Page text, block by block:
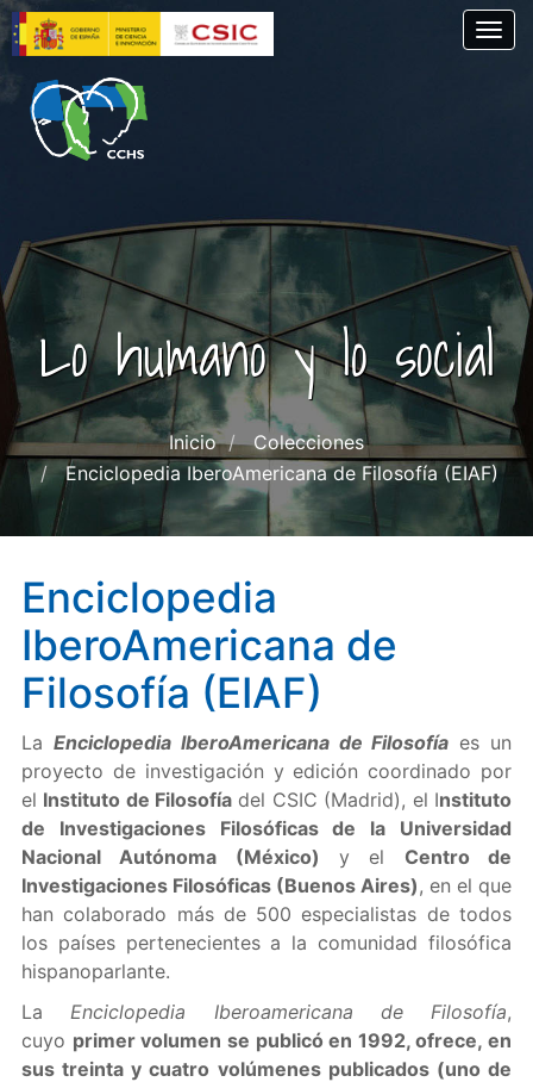
Pasar
al
contenido
principal
Lo humano y lo social
Inicio
Colecciones
Enciclopedia IberoAmericana de Filosofía (EIAF)
Enciclopedia
IberoAmericana de
Filosofía (EIAF)
La Enciclopedia IberoAmericana de Filosofía es un
proyecto de investigación y edición coordinado por
el Instituto de Filosofía del CSIC (Madrid), el Instituto
de Investigaciones Filosóficas de la Universidad
Nacional Autónoma (México) y el Centro de
Investigaciones Filosóficas (Buenos Aires), en el que
han colaborado más de 500 especialistas de todos
los países pertenecientes a la comunidad filosófica
hispanoparlante.
LaEnciclopedia Iberoamericana de Filosofía,
cuyo primer volumen se publicó en 1992, ofrece, en
sus treinta y cuatro volúmenes publicados (uno de